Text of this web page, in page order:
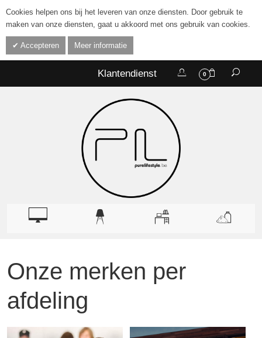
Cookies helpen ons bij het leveren van onze diensten. Door gebruik te
maken van onze diensten, gaat u akkoord met ons gebruik van cookies.
Accepteren Meer informatie
0
Klantendienst
Onze merken per
afdeling